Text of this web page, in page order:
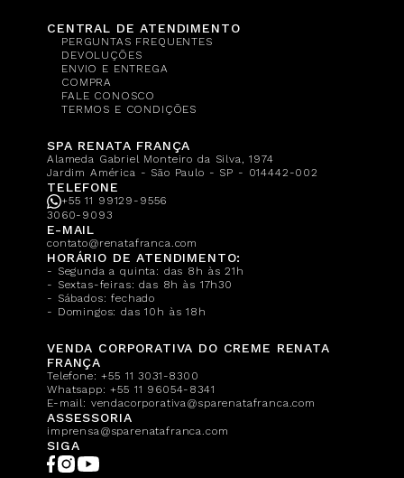
CENTRAL DE ATENDIMENTO
PERGUNTAS FREQUENTES
DEVOLUÇÕES
ENVIO E ENTREGA
COMPRA
FALE CONOSCO
TERMOS E CONDIÇÕES
SPA RENATA FRANÇA
Alameda Gabriel Monteiro da Silva, 1974
Jardim América - São Paulo - SP - 014442-002
TELEFONE
+55 11 99129-9556
3060-9093
E-MAIL
contato@renatafranca.com
HORÁRIO DE ATENDIMENTO:
- Segunda a quinta: das 8h às 21h
- Sextas-feiras: das 8h às 17h30
- Sábados: fechado
- Domingos: das 10h às 18h
VENDA CORPORATIVA DO CREME RENATA
FRANÇA
Telefone:+55 11 3031-8300
Whatsapp:+55 11 96054-8341
E-mail: vendacorporativa@sparenatafranca.com
ASSESSORIA
imprensa@sparenatafranca.com
SIGA